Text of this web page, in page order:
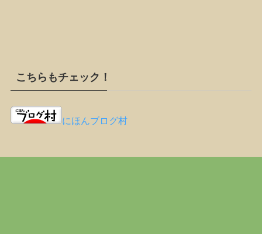
こちらもチェック！
にほんブログ村